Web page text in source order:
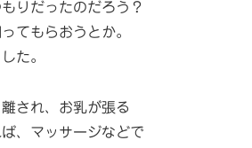
りだったのだろう？
てもらおうとか。
た。
され、お乳が張る
、マッサージなどで